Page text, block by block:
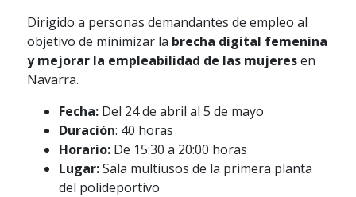
Dirigido a personas demandantes de empleo al
objetivo de minimizar la brecha digital femenina
y mejorar la empleabilidad de las mujeresen
Navarra.
Fecha:Del 24 de abril al 5 de mayo
Duración: 40 horas
Horario:De 15:30 a 20:00 horas
Lugar:Sala multiusos de la primera planta
del polideportivo